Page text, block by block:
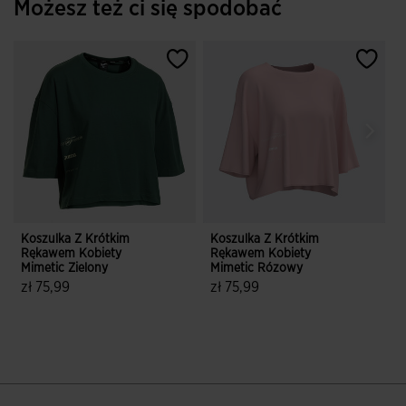
Możesz też ci się spodobać
Koszulka Z Krótkim
Rękawem Kobiety
Mimetic Zielony
zł 75,99
Koszulka Z Krótkim
Rękawem Kobiety
Mimetic Rózowy
zł 75,99